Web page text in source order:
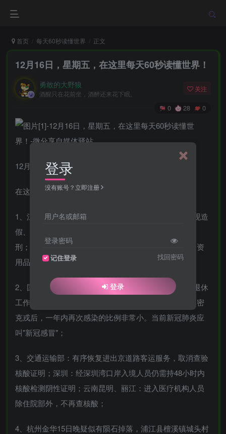
首页 每天60秒读懂世界 正文
12月16日，星期五，在这里每天60秒读懂世界！
勇敢的大野狼
酒醒只在花前坐，酒醉还来花下眠。
关注
0 28 0
12月16日，农历十一月廿三，星期五！
在这里，每天60秒读懂世界！
1、江西高院提醒：个人销售抗原试剂违法，如试剂出现造
假、以不合格冒充合格产品，情节严重最高可判无期徒
刑；多地官方：正加快抗原检测试剂生产，保障医药物资
用品供应；
2、国家卫健委：增加基层人力，可招聘近五年来已离退休
工作人员；钟南山：目前众多数据显示，感染过一次奥密
克戎后，一年内再次感染的比例非常小。当前新冠肺炎应
叫"新冠感冒"；
3、交通运输部：有序恢复进出京道路客运服务，取消查验
核酸证明；深圳：经深圳湾口岸入境人员仍需持48小时内
核酸检测阴性证明；云南昆明、丽江：进入医疗机构人员
除住院部外，不再查核酸；
4、杭州金华15日晚疑似有陨石掉落，浦江县檀溪镇城头村
登录
没有账号？立即注册
用户名或邮箱
登录密码
记住登录 找回密码
登录